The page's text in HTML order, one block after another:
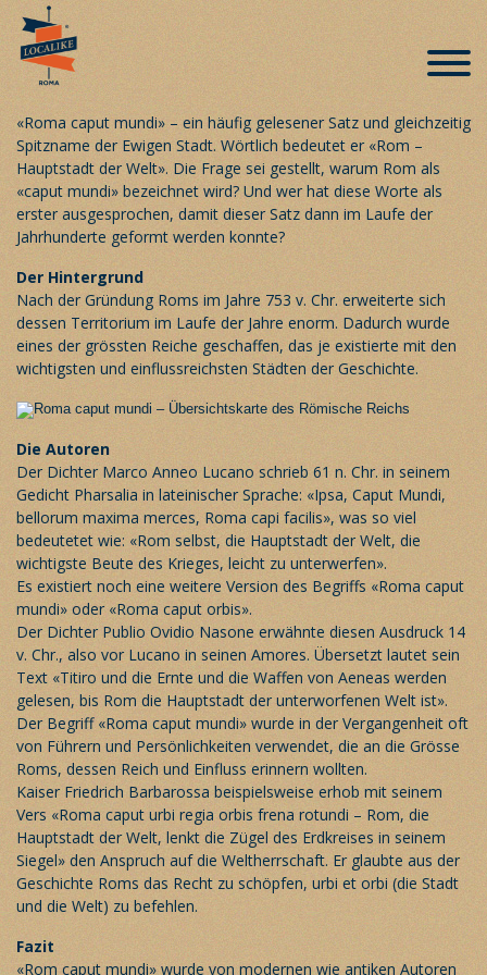
Roma caput mundi
Veröffentlicht am 26. April 2019
«Roma caput mundi» – ein häufig gelesener Satz und gleichzeitig
Spitzname der Ewigen Stadt. Wörtlich bedeutet er «Rom –
Hauptstadt der Welt». Die Frage sei gestellt, warum Rom als
«caput mundi» bezeichnet wird? Und wer hat diese Worte als
erster ausgesprochen, damit dieser Satz dann im Laufe der
Jahrhunderte geformt werden konnte?
Der Hintergrund
Nach der Gründung Roms im Jahre 753 v. Chr. erweiterte sich
dessen Territorium im Laufe der Jahre enorm. Dadurch wurde
eines der grössten Reiche geschaffen, das je existierte mit den
wichtigsten und einflussreichsten Städten der Geschichte.
Die Autoren
Der Dichter Marco Anneo Lucano schrieb 61 n. Chr. in seinem
Gedicht Pharsalia in lateinischer Sprache: «Ipsa, Caput Mundi,
bellorum maxima merces, Roma capi facilis», was so viel
bedeutetet wie: «Rom selbst, die Hauptstadt der Welt, die
wichtigste Beute des Krieges, leicht zu unterwerfen».
Es existiert noch eine weitere Version des Begriffs «Roma caput
mundi» oder «Roma caput orbis».
Der Dichter Publio Ovidio Nasone erwähnte diesen Ausdruck 14
v. Chr., also vor Lucano in seinen Amores. Übersetzt lautet sein
Text «Titiro und die Ernte und die Waffen von Aeneas werden
gelesen, bis Rom die Hauptstadt der unterworfenen Welt ist».
Der Begriff «Roma caput mundi» wurde in der Vergangenheit oft
von Führern und Persönlichkeiten verwendet, die an die Grösse
Roms, dessen Reich und Einfluss erinnern wollten.
Kaiser Friedrich Barbarossa beispielsweise erhob mit seinem
Vers «Roma caput urbi regia orbis frena rotundi – Rom, die
Hauptstadt der Welt, lenkt die Zügel des Erdkreises in seinem
Siegel» den Anspruch auf die Weltherrschaft. Er glaubte aus der
Geschichte Roms das Recht zu schöpfen, urbi et orbi (die Stadt
und die Welt) zu befehlen.
Fazit
«Rom caput mundi» wurde von modernen wie antiken Autoren